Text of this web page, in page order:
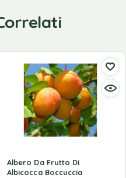
Albero Da Frutto Di
Albicocca Boccuccia